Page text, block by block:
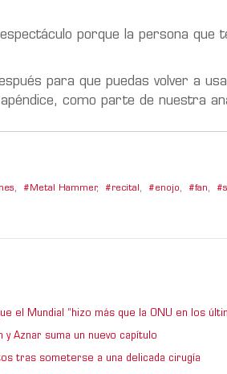
porque la persona que
para que puedas volver a
como parte de nuestra
, Metal Hammer, recital , enojo, fan,
el Mundial “hizo más que la ONU en los
y Aznar suma un nuevo capítulo
tras someterse a una delicada cirugía